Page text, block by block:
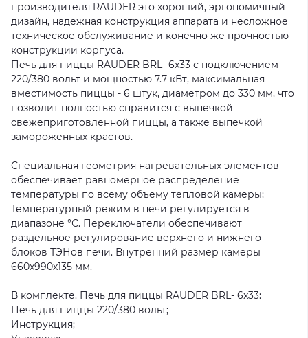
производителя RAUDER это хороший, эргономичный
дизайн, надежная конструкция аппарата и несложное
техническое обслуживание и конечно же прочностью
конструкции корпуса.
Печь для пиццы RAUDER BRL- 6x33 с подключением
220/380 вольт и мощностью 7.7 кВт, максимальная
вместимость пиццы - 6 штук, диаметром до 330 мм, что
позволит полностью справится с выпечкой
свежеприготовленной пиццы, а также выпечкой
замороженных крастов.
Специальная геометрия нагревательных элементов
обеспечивает равномерное распределение
температуры по всему объему тепловой камеры;
Температурный режим в печи регулируется в
диапазоне °С. Переключатели обеспечивают
раздельное регулирование верхнего и нижнего
блоков ТЭНов печи. Внутренний размер камеры
660х990х135 мм.
В комплекте. Печь для пиццы RAUDER BRL- 6x33:
Печь для пиццы 220/380 вольт;
Инструкция;